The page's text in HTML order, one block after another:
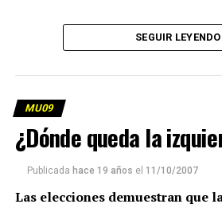
SEGUIR LEYENDO
MU09
¿Dónde queda la
Publicada hace 19 años el 11/10/2007
Las elecciones demuestran que